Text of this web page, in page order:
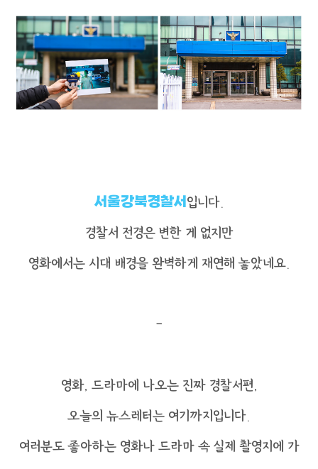
서울강북경찰서 입니다.
경찰서 전경은 변한 게 없지만
영화에서는 시대 배경을 완벽하게 재연해 놓았네요.
-
영화, 드라마에 나오는 진짜 경찰서편,
오늘의 뉴스레터는 여기까지입니다.
여러분도 좋아하는 영화나 드라마 속 실제 촬영지에 가